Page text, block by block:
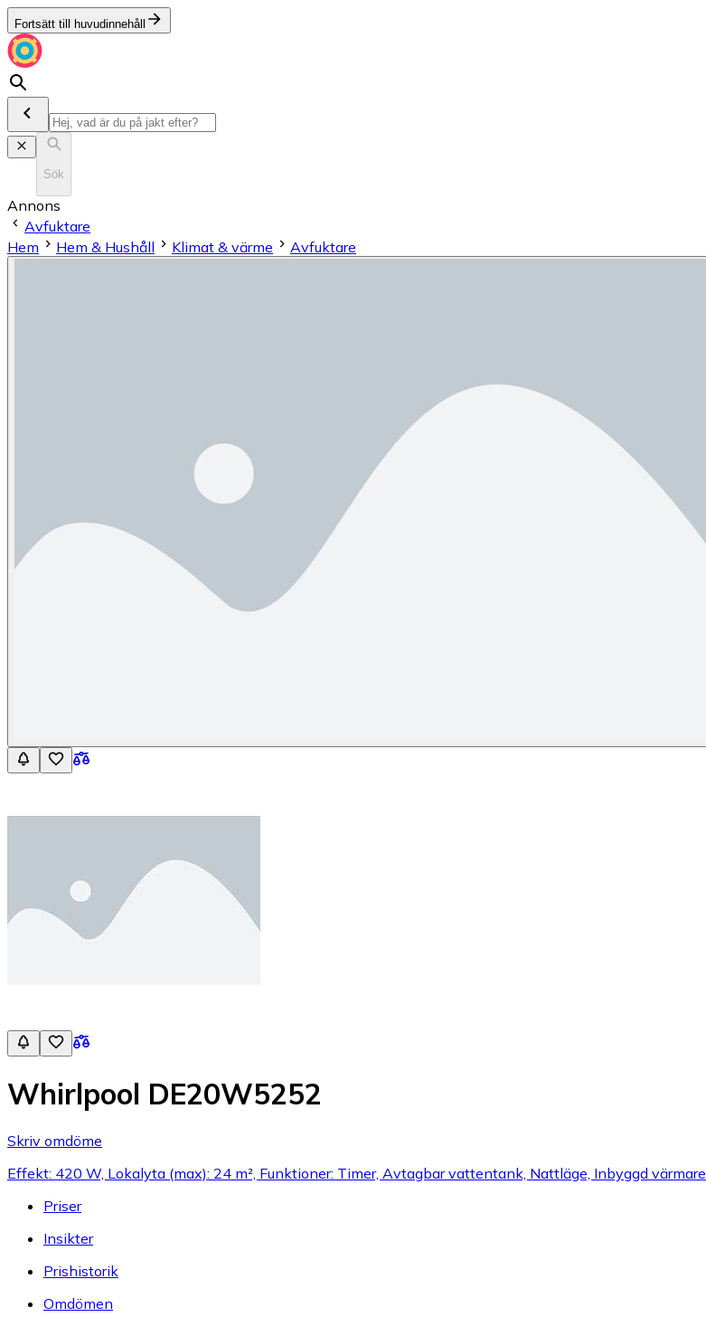
Fortsätt till huvudinnehåll
Sök
Annons
Avfuktare
Hem
Hem & Hushåll Klimat & värme Avfuktare
Whirlpool DE20W5252
Skriv omdöme
Effekt: 420 W, Lokalyta (max): 24 m², Funktioner: Timer, Avtagbar vattentank, Nattläge, Inbyggd värmare
Priser
Insikter
Prishistorik
Omdömen